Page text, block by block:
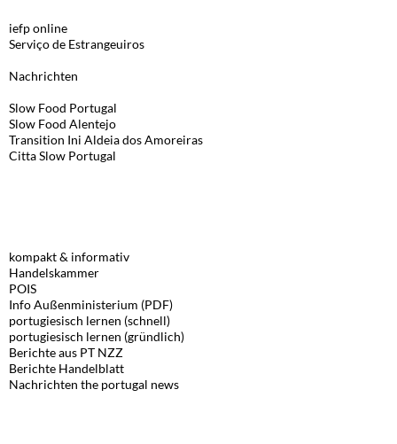
iefp online
Serviço de Estrangeuiros
Nachrichten
Slow Food Portugal
Slow Food Alentejo
Transition Ini Aldeia dos Amoreiras
Citta Slow Portugal
kompakt & informativ
Handelskammer
POIS
Info Außenministerium (PDF)
portugiesisch lernen (schnell)
portugiesisch lernen (gründlich)
Berichte aus PT NZZ
Berichte Handelblatt
Nachrichten the portugal news